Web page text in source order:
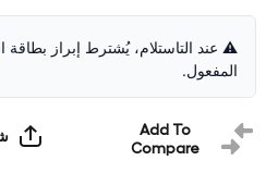
Pro
White
Pencil
(2024) -
White
⚠️ عند التاستلام، يُشترط إبراز بطاقة
المفعول.
Add To
Compare